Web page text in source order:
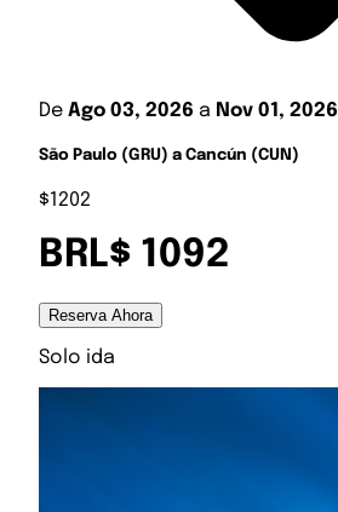
De Ago 03, 2026 a Nov 01, 2026
São Paulo (GRU) a Cancún (CUN)
$1202
BRL$ 1092
Reserva Ahora
Solo ida